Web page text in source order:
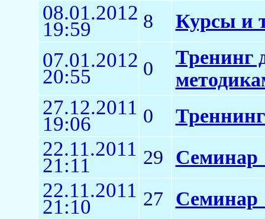
08.01.2012
19:59 8 Курсы и
07.01.2012
20:55 0
Тренинг
27.12.2011
19:06 0
22.11.2011
21:11 29 Семинар
22.11.2011
21:10 27 Семинар